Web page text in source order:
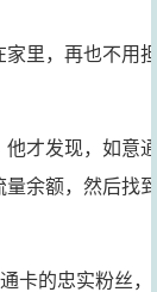
里，再也不用担
才发现，如意通
余额，然后找到
卡的忠实粉丝，